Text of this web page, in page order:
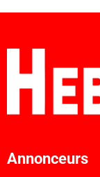
Annonceurs